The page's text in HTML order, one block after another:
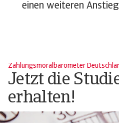
einen weiteren Anstieg
Zahlungsmoralbarometer
Jetzt die
erhalten!